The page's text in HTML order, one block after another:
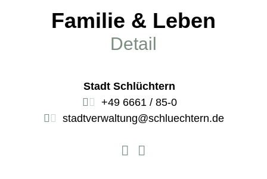
Familie & Leben
Detail
Stadt Schlüchtern
+49 6661 / 85-0
stadtverwaltung@schluechtern.de